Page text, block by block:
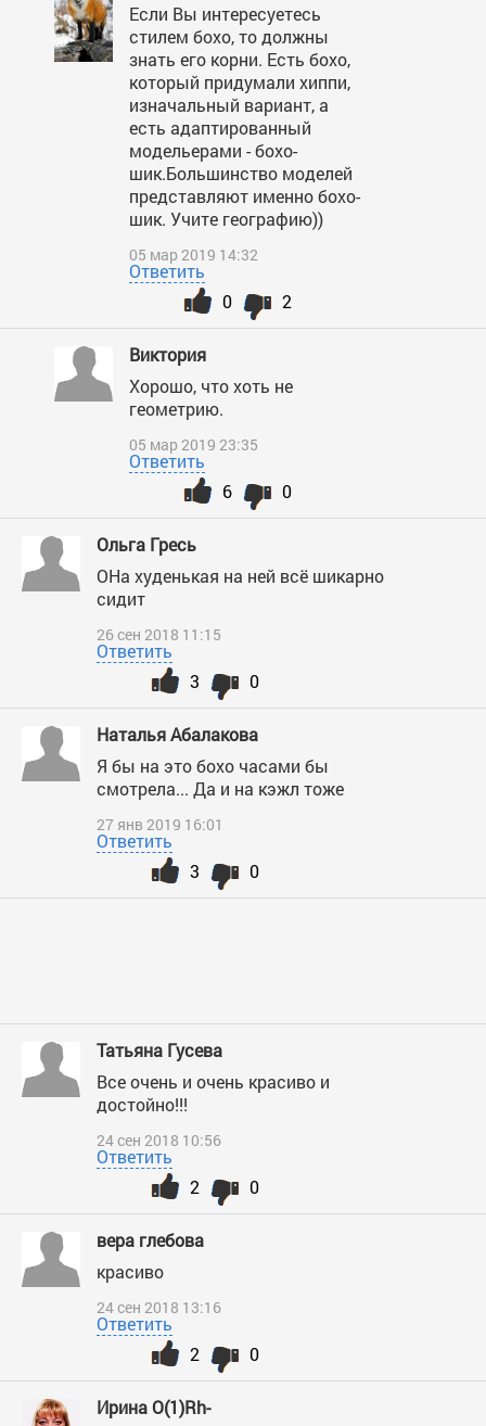
Если Вы интересуетесь
стилем бохо, то должны
знать его корни. Есть бохо,
который придумали хиппи,
изначальный вариант, а
есть адаптированный
модельерами - бохо-
шик.Большинство моделей
представляют именно бохо-
шик. Учите географию))
05 мар 2019 14:32
Ответить
2
0
Виктория
Хорошо, что хоть не
геометрию.
05 мар 2019 23:35
Ответить
0
6
Ольга Гресь
ОНа худенькая на ней всё шикарно
сидит
26 сен 2018 11:15
Ответить
0
3
Наталья Абалакова
Я бы на это бохо часами бы
смотрела... Да и на кэжл тоже
27 янв 2019 16:01
Ответить
0
3
Татьяна Гусева
Все очень и очень красиво и
достойно!!!
24 сен 2018 10:56
Ответить
0
2
вера глебова
красиво
24 сен 2018 13:16
Ответить
0
2
Ирина О(1)Rh-